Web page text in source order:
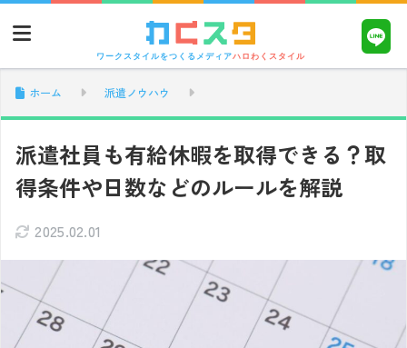
ワークスタイルをつくるメディアハロわくスタイル
ホーム 派遣ノウハウ
派遣社員も有給休暇を取得できる？取
得条件や日数などのルールを解説
2025.02.01